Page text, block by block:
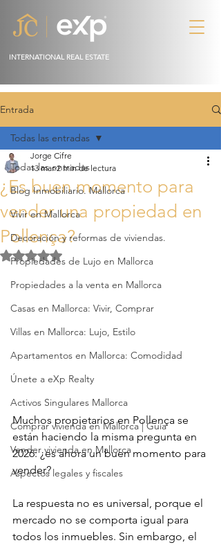
INTERNATIONAL REAL ESTATE
Entrada
Todas las entradas
Blog Inmobiliario. Mallorca
Vivir en Mallorca
Decoración y reformas de viviendas.
Propiedades de Lujo en Mallorca
Propiedades a la venta en Mallorca
Casas en Mallorca: Vivir, Comprar
Villas en Mallorca: Lujo, Estilo
Apartamentos en Mallorca: Comodidad
Únete a eXp Realty
Activos Singulares Mallorca
Comprar vivienda en Mallorca | Guía
Vender vivienda en Mallorca
Aspectos legales y fiscales
Todas las entradas
¿Es buen momento para
vender una propiedad en
Pollença?
Jorge Cifre
13 mar 2 min de lectura
Obtuvo NaN de 5 estrellas.
Muchos propietarios en Pollença se
están haciendo la misma pregunta en
2026: ¿es ahora un buen momento para
vender?
La respuesta no es universal, porque el
mercado no se comporta igual para
todos los inmuebles. Sin embargo, el